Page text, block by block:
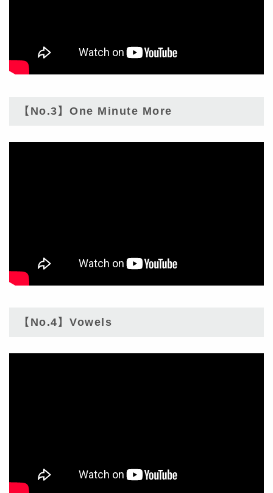
【No.3】One Minute More
【No.4】Vowels